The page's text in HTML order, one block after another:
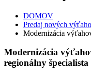
DOMOV
Predaj nových
Modernizácia
Modernizácia
regionálny špecialista